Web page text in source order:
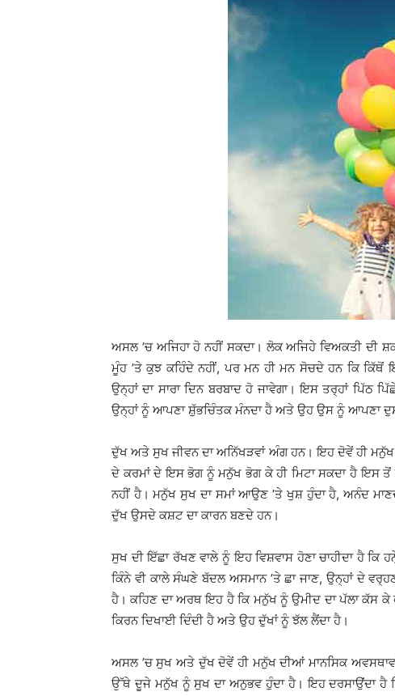
ਅਸਲ ’ਚ ਅਜਿਹਾ ਹੋ ਨਹੀਂ ਸਕਦਾ। ਲੋਕ ਅਜਿਹੇ ਵਿਅਕਤੀ ਦੀ
ਮੂੰਹ ’ਤੇ ਕੁਝ ਕਹਿੰਦੇ ਨਹੀਂ, ਪਰ ਮਨ ਹੀ ਮਨ ਸੋਚਦੇ ਹਨ ਕਿ
ਉਨ੍ਹਾਂ ਦਾ ਸਾਰਾ ਦਿਨ ਬਰਬਾਦ ਹੋ ਜਾਵੇਗਾ। ਇਸ ਤਰ੍ਹਾਂ
ਉਨ੍ਹਾਂ ਨੂੰ ਆਪਣਾ ਸ਼ੁੱਭਚਿੰਤਕ ਮੰਨਦਾ ਹੈ ਅਤੇ ਉਹ ਉਸ ਨੂੰ ਆਪਣਾ
ਦੁੱਖ ਅਤੇ ਸੁਖ ਜੀਵਨ ਦਾ ਅਨਿੱਖੜਵਾਂ ਅੰਗ ਹਨ। ਇਹ ਦੋਵੇਂ ਹੀ
ਦੇ ਕਰਮਾਂ ਦੇ ਇਸ ਭੋਗ ਨੂੰ ਮਨੁੱਖ ਭੋਗ ਕੇ ਹੀ ਮਿਟਾ ਸਕਦਾ ਹੈ ਇਸ
ਨਹੀਂ ਹੈ। ਮਨੁੱਖ ਸੁਖ ਦਾ ਸਮਾਂ ਆਉਣ ’ਤੇ ਖੁਸ਼ ਹੁੰਦਾ ਹੈ, ਅਨੰਦ
ਦੁੱਖ ਉਸਦੇ ਕਸ਼ਟ ਦਾ ਕਾਰਨ ਬਣਦੇ ਹਨ।
ਸੁਖ ਦੀ ਇੱਛਾ ਰੱਖਣ ਵਾਲੇ ਨੂੰ ਇਹ ਵਿਸ਼ਵਾਸ ਹੋਣਾ ਚਾਹੀਦਾ ਹੈ ਕਿ
ਕਿੰਨੇ ਵੀ ਕਾਲੇ ਸੰਘਣੇ ਬੱਦਲ ਅਸਮਾਨ ’ਤੇ ਛਾ ਜਾਣ, ਉਨ੍ਹਾਂ ਦੇ
ਹੈ। ਕਹਿਣ ਦਾ ਅਰਥ ਇਹ ਹੈ ਕਿ ਮਨੁੱਖ ਨੂੰ ਉਮੀਦ ਦਾ ਪੱਲਾ ਕੱਸ ਕੇ
ਕਿਰਨ ਦਿਖਾਈ ਦਿੰਦੀ ਹੈ ਅਤੇ ਉਹ ਦੁੱਖਾਂ ਨੂੰ ਝੱਲ ਲੈਂਦਾ ਹੈ।
ਅਸਲ ’ਚ ਸੁਖ ਅਤੇ ਦੁੱਖ ਦੋਵੇਂ ਹੀ ਮਨੁੱਖ ਦੀਆਂ ਮਾਨਸਿਕ
ਉੱਥੇ ਦੂਜੇ ਮਨੁੱਖ ਨੂੰ ਸੁਖ ਦਾ ਅਨੁਭਵ ਹੁੰਦਾ ਹੈ। ਇਹ ਦਰਸਾਉਂਦਾ ਹੈ